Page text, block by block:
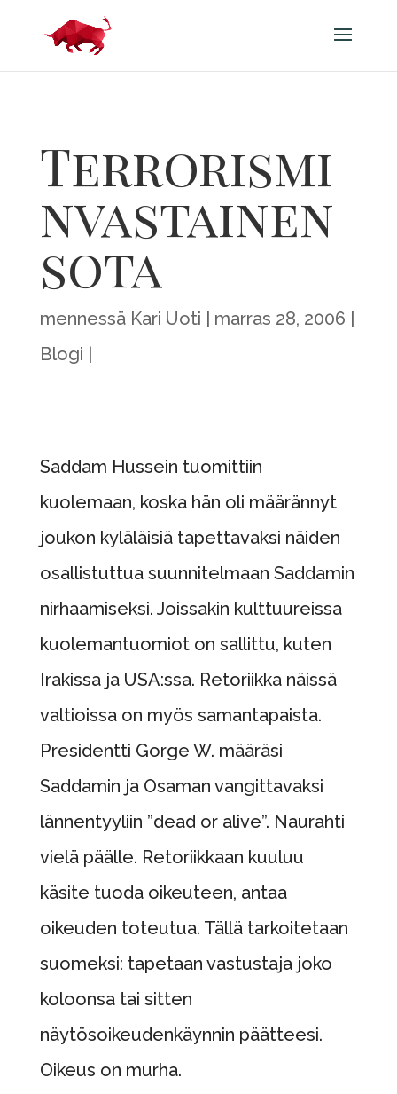
Terrorismi
nvastainen
sota
mennessä Kari Uoti
marras 28, 2006
Blogi
Saddam Hussein tuomittiin
kuolemaan, koska hän oli määrännyt
joukon kyläläisiä tapettavaksi näiden
osallistuttua suunnitelmaan Saddamin
nirhaamiseksi. Joissakin kulttuureissa
kuolemantuomiot on sallittu, kuten
Irakissa ja USA:ssa. Retoriikka näissä
valtioissa on myös samantapaista.
Presidentti Gorge W. määräsi
Saddamin ja Osaman vangittavaksi
lännentyyliin ”dead or alive”. Naurahti
vielä päälle. Retoriikkaan kuuluu
käsite tuoda oikeuteen, antaa
oikeuden toteutua. Tällä tarkoitetaan
suomeksi: tapetaan vastustaja joko
koloonsa tai sitten
näytösoikeudenkäynnin päätteesi.
Oikeus on murha.